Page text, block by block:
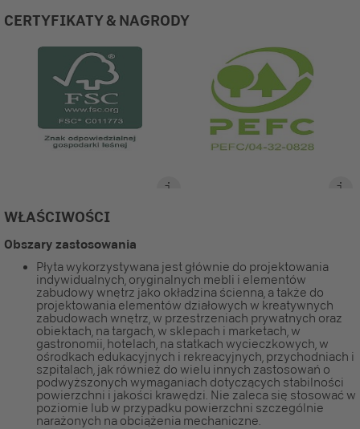
CERTYFIKATY & NAGRODY
WŁAŚCIWOŚCI
Obszary zastosowania
Płyta wykorzystywana jest głównie do projektowania
indywidualnych, oryginalnych mebli i elementów
zabudowy wnętrz jako okładzina ścienna, a także do
projektowania elementów działowych w kreatywnych
zabudowach wnętrz, w przestrzeniach prywatnych oraz
obiektach, na targach, w sklepach i marketach, w
gastronomii, hotelach, na statkach wycieczkowych, w
ośrodkach edukacyjnych i rekreacyjnych, przychodniach i
szpitalach, jak również do wielu innych zastosowań o
podwyższonych wymaganiach dotyczących stabilności
powierzchni i jakości krawędzi. Nie zaleca się stosować w
poziomie lub w przypadku powierzchni szczególnie
narażonych na obciążenia mechaniczne.